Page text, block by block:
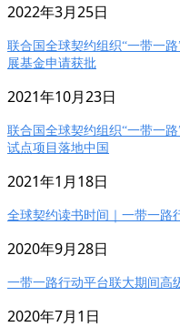
2022年3月25日
联合国全球契约组织“一带一
展基金申请获批
2021年10月23日
联合国全球契约组织“一带一
试点项目落地中国
2021年1月18日
全球契约读书时间｜一带一路
2020年9月28日
一带一路行动平台联大期间高
2020年7月1日